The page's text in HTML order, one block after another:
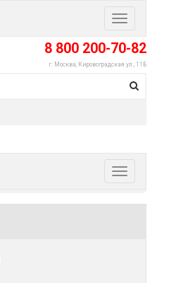
Toggle
navigation
8 800 200-70-82
г. Москва, Кировоградская ул., 11Б
Toggle
navigation